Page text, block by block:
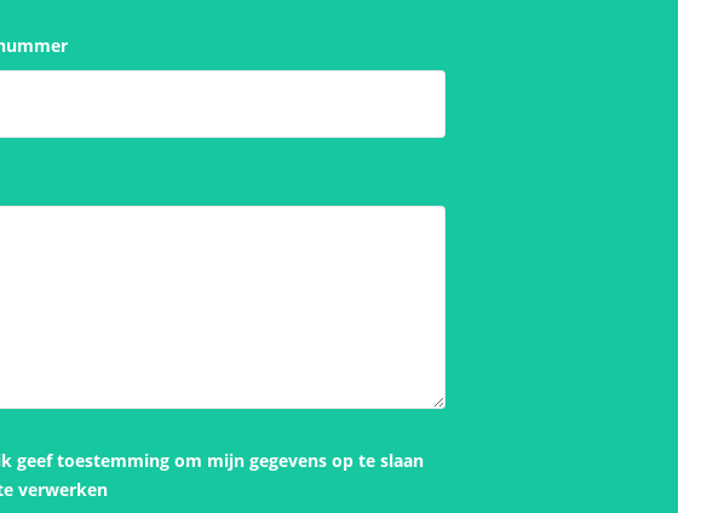
geef toestemming om mijn gegevens op te slaan
verwerken